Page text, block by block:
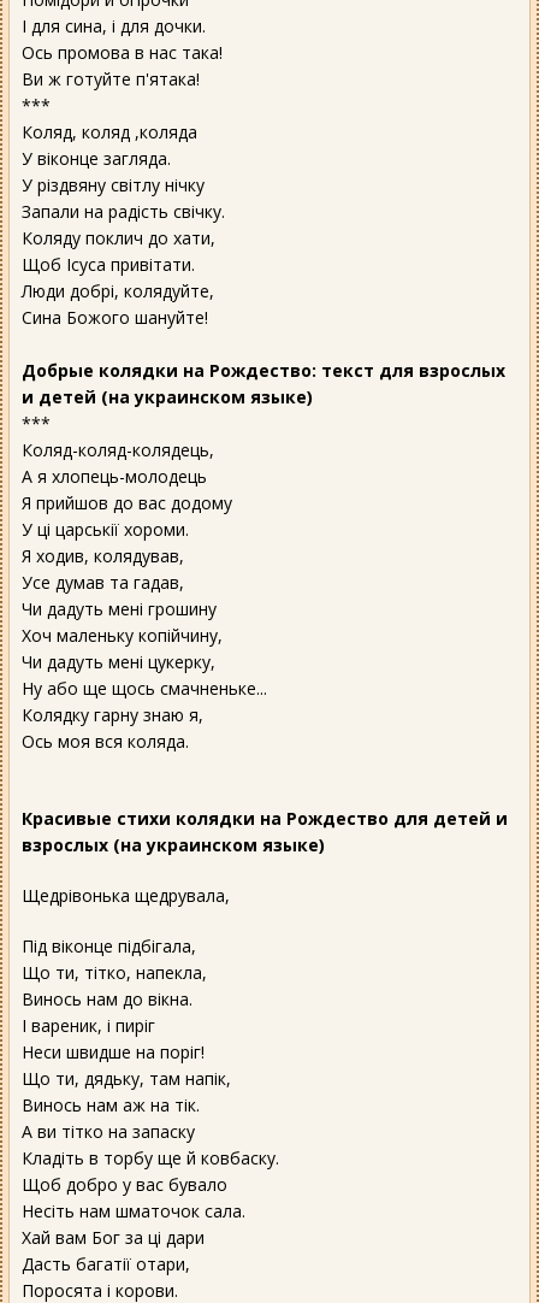
І для сина, і для дочки.
Ось промова в нас така!
Ви ж готуйте п'ятака!
***
Коляд, коляд ,коляда
У віконце загляда.
У різдвяну світлу нічку
Запали на радість свічку.
Коляду поклич до хати,
Щоб Ісуса привітати.
Люди добрі, колядуйте,
Сина Божого шануйте!
Добрые колядки на Рождество: текст для взрослых
и детей (на украинском языке)
***
Коляд-коляд-колядець,
А я хлопець-молодець
Я прийшов до вас додому
У ці царськії хороми.
Я ходив, колядував,
Усе думав та гадав,
Чи дадуть мені грошину
Хоч маленьку копійчину,
Чи дадуть мені цукерку,
Ну або ще щось смачненьке...
Колядку гарну знаю я,
Ось моя вся коляда.
Красивые стихи колядки на Рождество для детей и
взрослых (на украинском языке)
Щедрівонька щедрувала,
Під віконце підбігала,
Що ти, тітко, напекла,
Винось нам до вікна.
І вареник, і пиріг
Неси швидше на поріг!
Що ти, дядьку, там напік,
Винось нам аж на тік.
А ви тітко на запаску
Кладіть в торбу ще й ковбаску.
Щоб добро у вас бувало
Несіть нам шматочок сала.
Хай вам Бог за ці дари
Дасть багатії отари,
Поросята і корови.